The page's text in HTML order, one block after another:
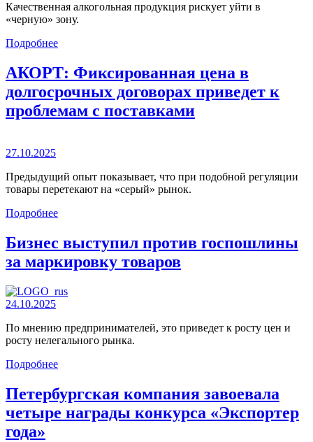
Качественная алкогольная продукция рискует уйти в
«черную» зону.
Подробнее
АКОРТ: Фиксированная цена в
долгосрочных договорах приведет к
проблемам с поставками
27.10.2025
Предыдущий опыт показывает, что при подобной регуляции
товары перетекают на «серый» рынок.
Подробнее
Бизнес выступил против госпошлины
за маркировку товаров
24.10.2025
По мнению предпринимателей, это приведет к росту цен и
росту нелегального рынка.
Подробнее
Петербургская компания завоевала
четыре награды конкурса «Экспортер
года»